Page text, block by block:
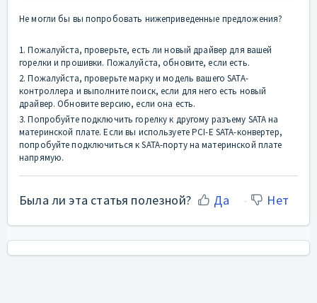
Не могли бы вы попробовать нижеприведенные предложения?
1. Пожалуйста, проверьте, есть ли новый драйвер для вашей
горелки и прошивки. Пожалуйста, обновите, если есть.
2. Пожалуйста, проверьте марку и модель вашего SATA-
контроллера и выполните поиск, если для него есть новый
драйвер. Обновите версию, если она есть.
3. Попробуйте подключить горелку к другому разъему SATA на
материнской плате. Если вы используете PCI-E SATA-конвертер,
попробуйте подключиться к SATA-порту на материнской плате
напрямую.
Была ли эта статья полезной? Да Нет